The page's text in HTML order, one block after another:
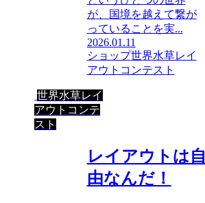
が、国境を越えて繋が
っていることを実...
2026.01.11
ショップ世界水草レイ
アウトコンテスト
世界水草レイ
アウトコンテ
スト
レイアウトは自
由なんだ！